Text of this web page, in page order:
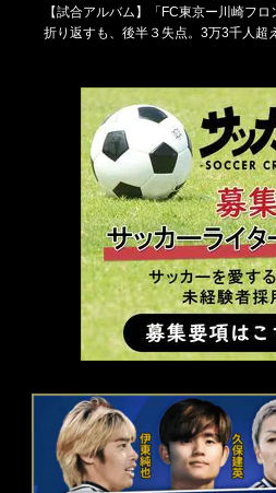
【試合アルバム】「FC東京ー川崎フ
折り返すも、後半３失点。3万3千人超